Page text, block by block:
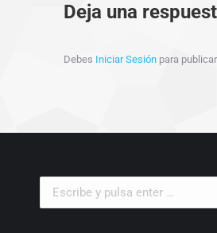
Deja una
Debes Iniciar Sesión para
Buscar: